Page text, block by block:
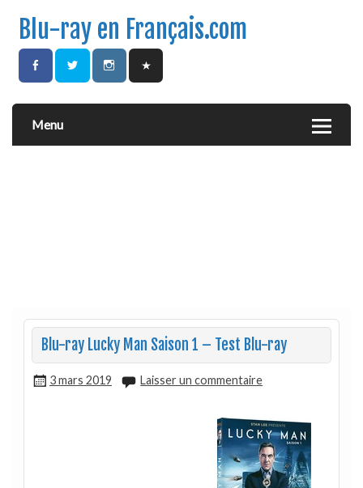
Blu-ray en Français.com
Menu
Blu-ray Lucky Man Saison 1 – Test Blu-ray
3 mars 2019 Laisser un commentaire